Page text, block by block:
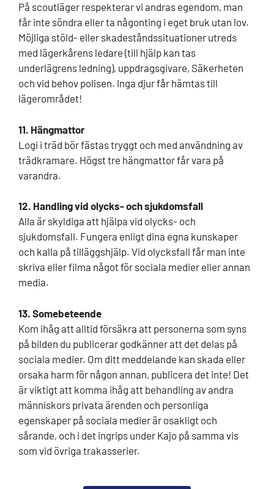
På scoutläger respekterar vi andras egendom, man
får inte söndra eller ta någonting i eget bruk utan lov.
Möjliga stöld- eller skadeståndssituationer utreds
med lägerkårens ledare (till hjälp kan tas
underlägrens ledning), uppdragsgivare, Säkerheten
och vid behov polisen. Inga djur får hämtas till
lägerområdet!
11. Hängmattor
Logi i träd bör fästas tryggt och med användning av
trädkramare. Högst tre hängmattor får vara på
varandra.
12. Handling vid olycks- och sjukdomsfall
Alla är skyldiga att hjälpa vid olycks- och
sjukdomsfall. Fungera enligt dina egna kunskaper
och kalla på tilläggshjälp. Vid olycksfall får man inte
skriva eller filma något för sociala medier eller annan
media.
13. Somebeteende
Kom ihåg att alltid försäkra att personerna som syns
på bilden du publicerar godkänner att det delas på
sociala medier. Om ditt meddelande kan skada eller
orsaka harm för någon annan, publicera det inte! Det
är viktigt att komma ihåg att behandling av andra
människors privata ärenden och personliga
egenskaper på sociala medier är osakligt och
sårande, och i det ingrips under Kajo på samma vis
som vid övriga trakasserier.